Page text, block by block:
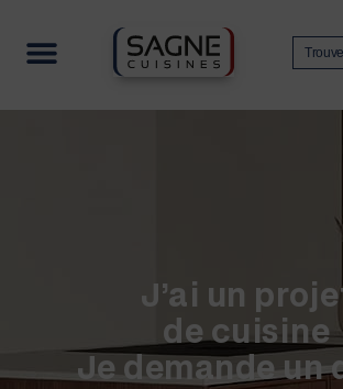
J’ai un
de cuisine
Je demande un